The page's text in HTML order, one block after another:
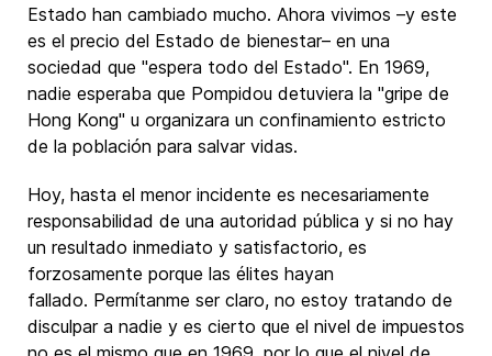
Estado han cambiado mucho. Ahora vivimos –y este
es el precio del Estado de bienestar– en una
sociedad que "espera todo del Estado". En 1969,
nadie esperaba que Pompidou detuviera la "gripe de
Hong Kong" u organizara un confinamiento estricto
de la población para salvar vidas.
Hoy, hasta el menor incidente es necesariamente
responsabilidad de una autoridad pública y si no hay
un resultado inmediato y satisfactorio, es
forzosamente porque las élites hayan
fallado. Permítanme ser claro, no estoy tratando de
disculpar a nadie y es cierto que el nivel de impuestos